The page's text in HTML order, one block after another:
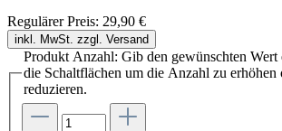
Regulärer Preis: 29,90 €
inkl. MwSt. zzgl. Versand
Produkt Anzahl: Gib den gewünschten Wert
die Schaltflächen um die Anzahl zu erhöhen
reduzieren.